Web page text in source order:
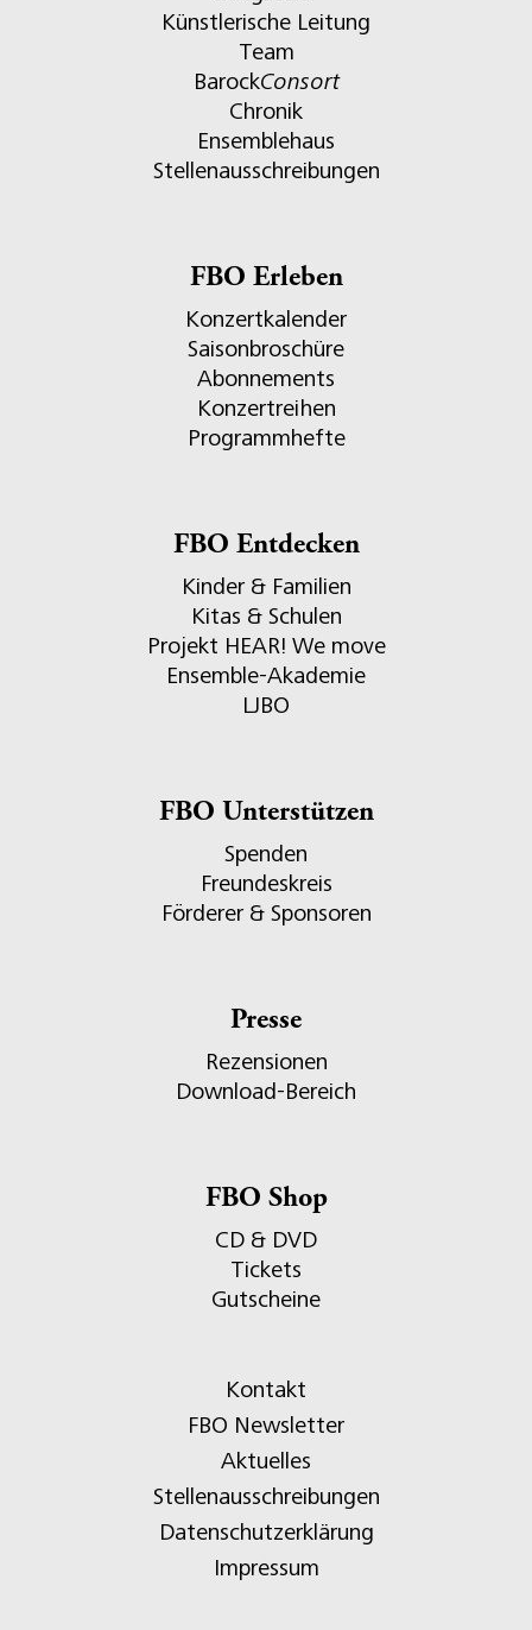
Künstlerische Leitung
Team
BarockConsort
Chronik
Ensemblehaus
Stellenausschreibungen
FBO Erleben
Konzertkalender
Saisonbroschüre
Abonnements
Konzertreihen
Programmhefte
FBO Entdecken
Kinder & Familien
Kitas & Schulen
Projekt HEAR! We move
Ensemble-Akademie
LJBO
FBO Unterstützen
Spenden
Freundeskreis
Förderer & Sponsoren
Presse
Rezensionen
Download-Bereich
FBO Shop
CD & DVD
Tickets
Gutscheine
Kontakt
FBO Newsletter
Aktuelles
Stellenausschreibungen
Datenschutzerklärung
Impressum